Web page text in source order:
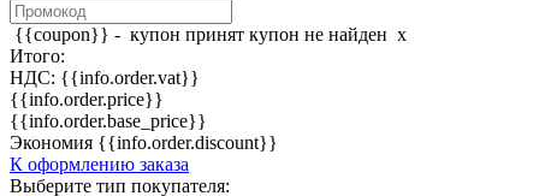
{{coupon}} - купон принят купон не найден x
Итого:
НДС: {{info.order.vat}}
{{info.order.price}}
{{info.order.base_price}}
Экономия {{info.order.discount}}
К оформлению заказа
Выберите тип покупателя: